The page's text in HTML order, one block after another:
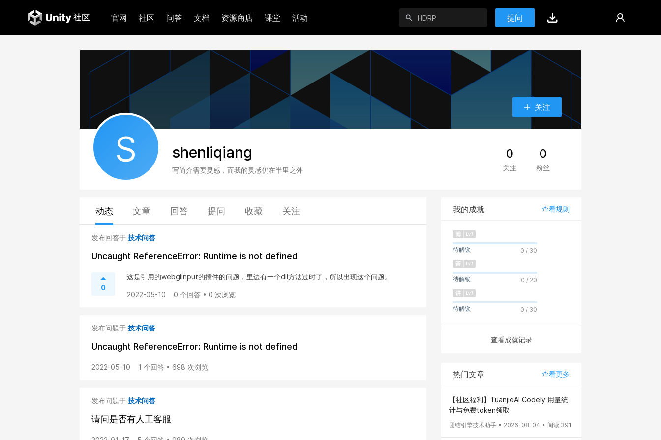
官网 社区 问答 文档 资源商店 课堂 活动 提问
关注
S shenliqiang
写简介需要灵感，而我的灵感仍在半里之外
0
关注
0
粉丝
动态 文章 回答 提问 收藏 关注
发布回答于 技术问答
Uncaught ReferenceError: Runtime is not defined
0
这是引用的webglinput的插件的问题，里边有一个dll方法过时了，所以出现这个问题。
2022-05-10 0 个回答 • 0 次浏览
发布问题于 技术问答
Uncaught ReferenceError: Runtime is not defined
2022-05-10 1 个回答 • 698 次浏览
发布问题于 技术问答
请问是否有人工客服
我的成就 查看规则
待解锁 0 / 30
待解锁 0 / 20
待解锁 0 / 30
查看成就记录
热门文章 查看更多
【社区福利】TuanjieAI Codely 用量统
计与免费token领取
团结引擎技术助手 2026-08-04 阅读 391